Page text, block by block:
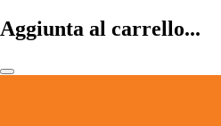
Aggiunta al carrello...